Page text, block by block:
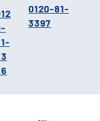
0120-81-
3397